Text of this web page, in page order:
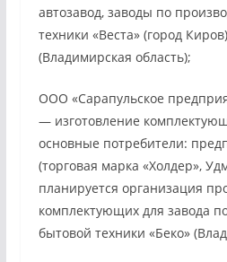
автозавод, заводы по
техники «Веста» (город
(Владимирская область);
ООО «Сарапульское
— изготовление
основные потребители:
(торговая марка «Холдер»,
планируется организация
комплектующих для завода
бытовой техники «Беко»